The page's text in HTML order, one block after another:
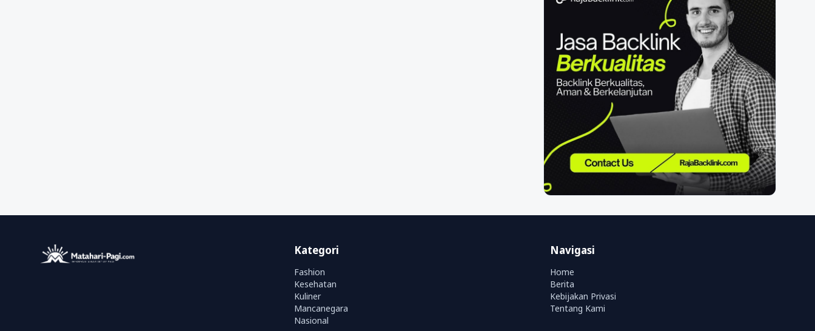
Kategori
Fashion
Kesehatan
Kuliner
Mancanegara
Nasional
Navigasi
Home
Berita
Kebijakan Privasi
Tentang Kami